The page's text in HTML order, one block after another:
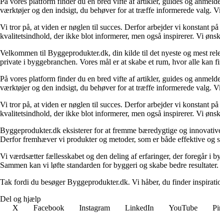
værktøjer og den indsigt, du behøver for at træffe informerede valg.
Vi tror på, at viden er nøglen til succes. Derfor arbejder vi konstant
kvalitetsindhold, der ikke blot informerer, men også inspirerer. Vi
Velkommen til Byggeprodukter.dk, din kilde til det nyeste og mest
private i byggebranchen. Vores mål er at skabe et rum, hvor alle
På vores platform finder du en bred vifte af artikler, guides og
værktøjer og den indsigt, du behøver for at træffe informerede valg.
Vi tror på, at viden er nøglen til succes. Derfor arbejder vi konstant
kvalitetsindhold, der ikke blot informerer, men også inspirerer. Vi
Byggeprodukter.dk eksisterer for at fremme bæredygtige og
Derfor fremhæver vi produkter og metoder, som er både effektive og
Vi værdsætter fællesskabet og den deling af erfaringer, der foregår i
Sammen kan vi løfte standarden for byggeri og skabe bedre resultater.
Tak fordi du besøger Byggeprodukter.dk. Vi håber, du finder
Del og hjælp
X
Facebook Instagram LinkedIn YouTube